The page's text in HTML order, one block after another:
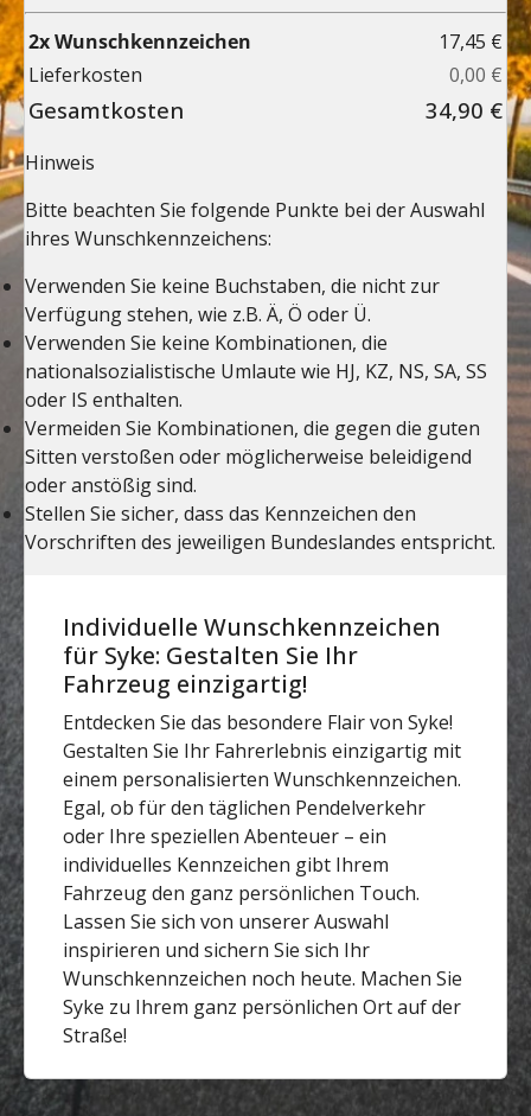
Individuelle Wunschkennzeichen
für Syke: Gestalten Sie Ihr
Fahrzeug einzigartig!
Entdecken Sie das besondere Flair von Syke!
Gestalten Sie Ihr Fahrerlebnis einzigartig mit
einem personalisierten Wunschkennzeichen.
Egal, ob für den täglichen Pendelverkehr
oder Ihre speziellen Abenteuer – ein
individuelles Kennzeichen gibt Ihrem
Fahrzeug den ganz persönlichen Touch.
Lassen Sie sich von unserer Auswahl
inspirieren und sichern Sie sich Ihr
Wunschkennzeichen noch heute. Machen Sie
Syke zu Ihrem ganz persönlichen Ort auf der
Straße!